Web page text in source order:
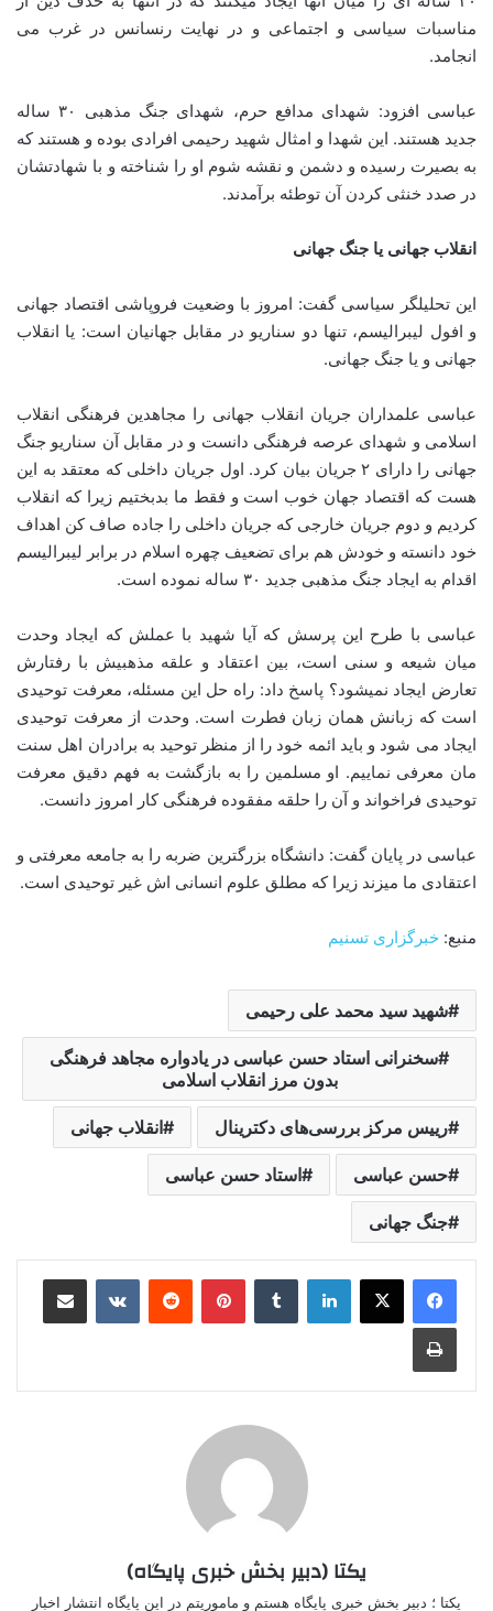
مناسبات سیاسی و اجتماعی و در نهایت رنسانس در غرب می
انجامد.
عباسی افزود: شهدای مدافع حرم، شهدای جنگ مذهبی ۳۰ ساله
جدید هستند. این شهدا و امثال شهید رحیمی افرادی بوده و هستند که
به بصیرت رسیده و دشمن و نقشه شوم او را شناخته و با شهادتشان
در صدد خنثی کردن آن توطئه برآمدند.
انقلاب جهانی یا جنگ جهانی
این تحلیلگر سیاسی گفت: امروز با وضعیت فروپاشی اقتصاد جهانی
و افول لیبرالیسم، تنها دو سناریو در مقابل جهانیان است: یا انقلاب
جهانی و یا جنگ جهانی.
عباسی علمداران جریان انقلاب جهانی را مجاهدین فرهنگی انقلاب
اسلامی و شهدای عرصه فرهنگی دانست و در مقابل آن سناریو جنگ
جهانی را دارای ۲ جریان بیان کرد. اول جریان داخلی که معتقد به این
هست که اقتصاد جهان خوب است و فقط ما بدبختیم زیرا که انقلاب
کردیم و دوم جریان خارجی که جریان داخلی را جاده صاف کن اهداف
خود دانسته و خودش هم برای تضعیف چهره اسلام در برابر لیبرالیسم
اقدام به ایجاد جنگ مذهبی جدید ۳۰ ساله نموده است.
عباسی با طرح این پرسش که آیا شهید با عملش که ایجاد وحدت
میان شیعه و سنی است، بین اعتقاد و علقه مذهبیش با رفتارش
تعارض ایجاد نمیشود؟ پاسخ داد: راه حل این مسئله، معرفت توحیدی
است که زبانش همان زبان فطرت است. وحدت از معرفت توحیدی
ایجاد می شود و باید ائمه خود را از منظر توحید به برادران اهل سنت
مان معرفی نماییم. او مسلمین را به بازگشت به فهم دقیق معرفت
توحیدی فراخواند و آن را حلقه مفقوده فرهنگی کار امروز دانست.
عباسی در پایان گفت: دانشگاه بزرگترین ضربه را به جامعه معرفتی و
اعتقادی ما میزند زیرا که مطلق علوم انسانی اش غیر توحیدی است.
منبع: خبرگزاری تسنیم
شهید سید محمد علی رحیمی
سخنرانی استاد حسن عباسی در یادواره مجاهد فرهنگی
بدون مرز انقلاب اسلامی
رییس مرکز بررسی‌های دکترینال انقلاب جهانی
حسن عباسی استاد حسن عباسی
جنگ جهانی
لینکدین ‫تامبلر ‫پین‌ترست‫رددیت ‫VKontakteاشتراک گذاری از طریق ایمیل
چاپ
یکتا (دبیر بخش خبری پایگاه)
یکتا ؛ دبیر بخش خبری پایگاه هستم و ماموریتم در این پایگاه انتشار اخبار